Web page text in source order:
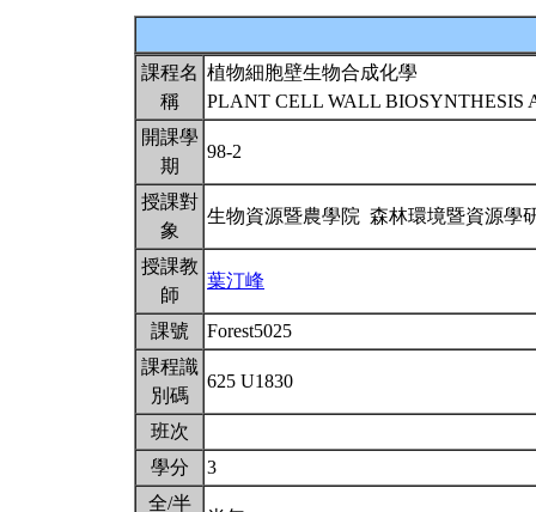
課程名
稱
植物細胞壁生物合成化學
PLANT CELL WALL BIOSYNTHESIS
開課學
期
98-2
授課對
象
生物資源暨農學院 森林環境暨資源學
授課教
師
葉汀峰
課號
Forest5025
課程識
別碼
625 U1830
班次
學分
3
全/半